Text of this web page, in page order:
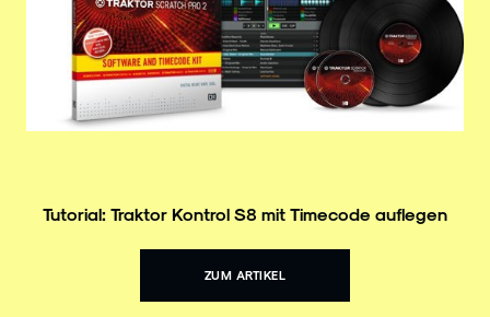
Tutorial: Traktor Kontrol S8 mit Timecode auflegen
ZUM ARTIKEL